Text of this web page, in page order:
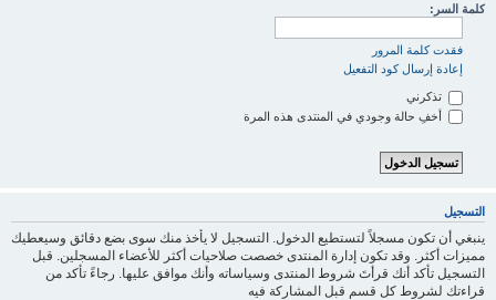
كلمة السر:
فقدت كلمة المرور
إعادة إرسال كود التفعيل
تذكرني
أخفِ حالة وجودي في المنتدى هذه المرة
التسجيل
ينبغي أن تكون مسجلاً لتستطيع الدخول. التسجيل لا يأخذ منك سوى بضع دقائق وسيعطيك
مميزات أكثر. وقد تكون إدارة المنتدى خصصت صلاحيات أكثر للأعضاء المسجلين. قبل
التسجيل تأكد أنك قرأتَ شروط المنتدى وسياساته وأنك موافق عليها. رجاءً تأكد من
قراءتك لشروط كل قسم قبل المشاركة فيه